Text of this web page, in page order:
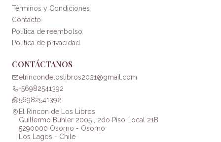
Términos y Condiciones
Contacto
Política de reembolso
Política de privacidad
CONTÁCTANOS
elrincondeloslibros2021@gmail.com
+56982541392
56982541392
El Rincón de Los Libros
Guillermo Bühler 2005 , 2do Piso Local 21B
5290000 Osorno - Osorno
Los Lagos - Chile